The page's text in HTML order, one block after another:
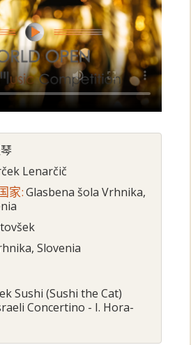
Lenarčič
家:Glasbena šola Vrhnika,
Slovenia
Sushi (Sushi the Cat)
Concertino - I. Hora-